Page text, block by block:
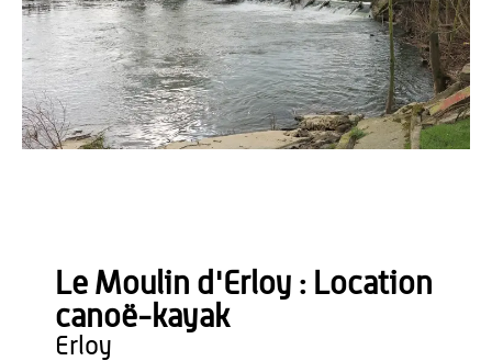
OT du Pays de Thiérache
Le Moulin d'Erloy : Location
canoë-kayak
erloy